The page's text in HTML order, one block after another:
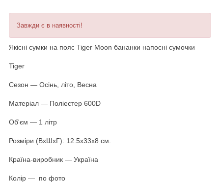
Завжди є в наявності!
Якісні сумки на пояс Tiger Moon бананки напоєні сумочки
Tiger
Сезон — Осінь, літо, Весна
Матеріал — Поліестер 600D
Об'єм — 1 літр
Розміри (ВхШхГ): 12.5x33x8 см.
Країна-виробник — Україна
Колір — по фото